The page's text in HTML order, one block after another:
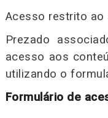
Acesso restrito ao
Prezado
acesso aos
utilizando o
Formulário de